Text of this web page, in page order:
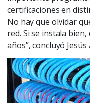
certificaciones en
No hay que olvidar
red. Si se instala
años”, concluyó